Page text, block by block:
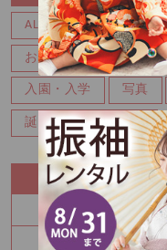
ALL ALL BABY
お知らせ キャンペ
入園・入学 写真
誕生日・バースデー
100日